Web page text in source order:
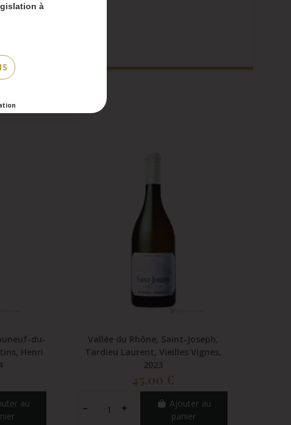
à
du-
Henri
au
Vallée du Rhône, Saint-Joseph,
Tardieu Laurent, Vieilles Vignes,
2023
45,00 €
Ajouter au
panier
du 4